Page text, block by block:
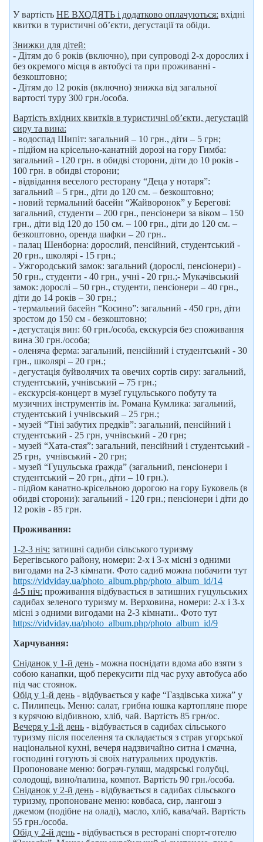
У вартість НЕ ВХОДЯТЬ і додатково оплачуються: вхідні
квитки в туристичні об’єкти, дегустації та обіди.
Знижки для дітей:
- Дітям до 6 років (включно), при супроводі 2-х дорослих і
без окремого місця в автобусі та при проживанні -
безкоштовно;
- Дітям до 12 років (включно) знижка від загальної
вартості туру 300 грн./особа.
Вартість вхідних квитків в туристичні об’єкти, дегустацій
сиру та вина:
- водоспад Шипіт: загальний – 10 грн., діти – 5 грн;
- підйом на крісельно-канатній дорозі на гору Гимба:
загальний - 120 грн. в обидві сторони, діти до 10 років -
100 грн. в обидві сторони;
- відвідання веселого ресторану “Деца у нотаря”:
загальний – 5 грн., діти до 120 см. – безкоштовно;
- новий термальний басейн “Жайворонок” у Берегові:
загальний, студенти – 200 грн., пенсіонери за віком – 150
грн., діти від 120 до 150 см. – 100 грн., діти до 120 см. –
безкоштовно, оренда шафки – 20 грн..
- палац Шенборна: дорослий, пенсійний, студентський -
20 грн., школярі - 15 грн.;
- Ужгородський замок: загальний (дорослі, пенсіонери) -
50 грн., студенти - 40 грн., учні - 20 грн.;- Мукачівський
замок: дорослі – 50 грн., студенти, пенсіонери – 40 грн.,
діти до 14 років – 30 грн.;
- термальний басейн “Косино”: загальний - 450 грн, діти
зростом до 150 см - безкоштовно;
- дегустація вин: 60 грн./особа, екскурсія без споживання
вина 30 грн./особа;
- оленяча ферма: загальний, пенсійний і студентський - 30
грн., школярі – 20 грн.;
- дегустація буйволячих та овечих сортів сиру: загальний,
студентський, учнівський – 75 грн.;
- екскурсія-концерт в музеї гуцульського побуту та
музичних інструментів ім. Романа Кумлика: загальний,
студентський і учнівський – 25 грн.;
- музей “Тіні забутих предків”: загальний, пенсійний і
студентський - 25 грн, учнівський - 20 грн;
- музей “Хата-стая”: загальний, пенсійний і студентський -
25 грн, учнівський - 20 грн;
- музей “Гуцульська ґражда” (загальний, пенсіонери і
студентський – 20 грн., діти – 10 грн.).
- підйом канатно-крісельною дорогою на гору Буковель (в
обидві сторони): загальний - 120 грн.; пенсіонери і діти до
12 років - 85 грн.
Проживання:
1-2-3 ніч: затишні садиби сільського туризму
Берегівського району, номери: 2-х і 3-х місні з одними
вигодами на 2-3 кімнати. Фото садиб можна побачити тут
https://vidviday.ua/photo_album.php/photo_album_id/14
4-5 ніч: проживання відбувається в затишних гуцульських
садибах зеленого туризму м. Верховина, номери: 2-х і 3-х
місні з одними вигодами на 2-3 кімнати.. Фото тут
https://vidviday.ua/photo_album.php/photo_album_id/9
Харчування:
Сніданок у 1-й день - можна поснідати вдома або взяти з
собою канапки, щоб перекусити під час руху автобуса або
під час стоянок.
Обід у 1-й день - відбувається у кафе “Газдівська хижа” у
с. Пилипець. Меню: салат, грибна юшка картопляне пюре
з курячою відбивною, хліб, чай. Вартість 85 грн/ос.
Вечеря у 1-й день - відбувається в садибах сільського
туризму після поселення та складається з страв угорської
національної кухні, вечеря надзвичайно ситна і смачна,
господині готують зі своїх натуральних продуктів.
Пропоноване меню: бограч-гуляш, мадярські голубці,
солодощі, вино/палина, компот. Вартість 90 грн./особа.
Сніданок у 2-й день - відбувається в садибах сільського
туризму, пропоноване меню: ковбаса, сир, лангош з
джемом (подібне на оладі), масло, хліб, кава/чай. Вартість
55 грн./особа.
Обід у 2-й день - відбувається в ресторані спорт-готелю